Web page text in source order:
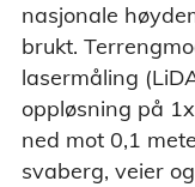
nasjonale
brukt.
lasermåling
oppløsning på
ned mot 0,1
svaberg, veier